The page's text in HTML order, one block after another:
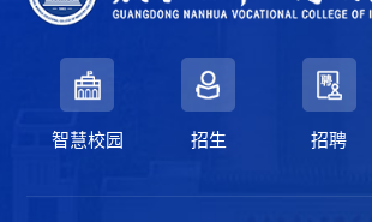
智慧校园 招生 招聘